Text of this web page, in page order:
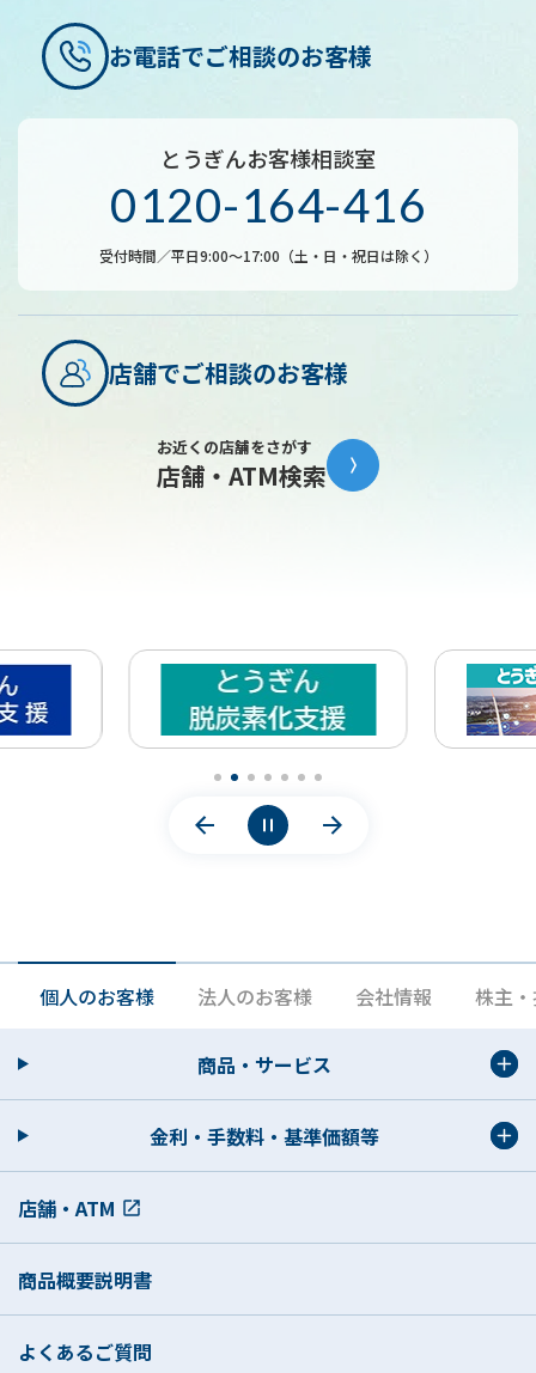
銀行が収集したクレジット利用履歴および過
「犯罪による収益の移転防止に関する法律」
（以下、「犯罪収益移転防止法」という。）
に基づいて、申込者の運転免許証、パスポー
与信判断または与信後の管理において、申込
項証明書、公的所得証明書、源泉徴収票、納
証書等の全ての書面
銀行が適正な方法で公的機関またはそれに準
預金業務、為替業務、両替業務、融資業務、
外国為替業務およびこれらに付随する業務
投信販売業務、保険販売業務、金融商品仲介
その他銀行が営むことができる業務およびこ
各種金融商品の口座開設等、金融商品やサー
犯罪収益移転防止法に基づくご本人さまの確
認等や金融商品・サービスをご利用いただく
資格等の確認のため
預金取引や融資取引等における期日管理等、
継続的なお取引における管理のため
等に際しての判断のため
やサービスの提供にかかる妥当性の判断のた
お電話でご相談のお客様
とうぎんお客様相談室
0120-164-416
受付時間／平日9:00～17:00（土・日・祝日は除く）
店舗でご相談のお客様
お近くの店舗をさがす
店舗・ATM検索
個人のお客様 法人のお客様 会社情報 株主
商品・サービス
金利・手数料・基準価額等
店舗・ATM
商品概要説明書
よくあるご質問